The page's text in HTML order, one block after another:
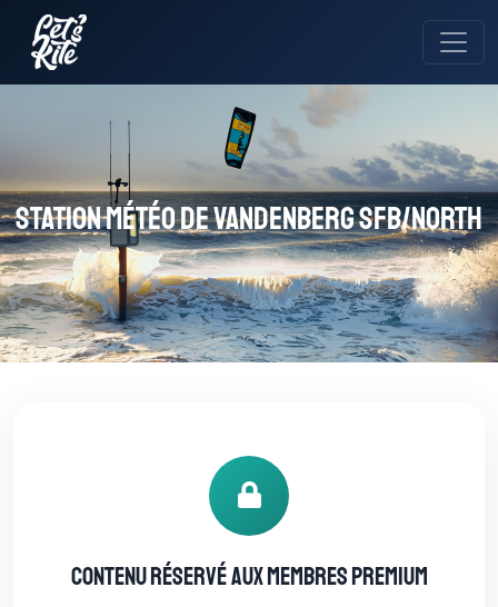
Station météo de Vandenberg SFB/North
Contenu réservé aux membres Premium